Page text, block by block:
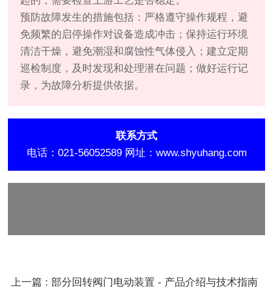
预防故障发生的措施包括：严格遵守操作规程，避
免频繁的启停操作对设备造成冲击；保持运行环境
清洁干燥，避免潮湿和腐蚀性气体侵入；建立定期
巡检制度，及时发现和处理潜在问题；做好运行记
录，为故障分析提供依据。
联系方式
电话：021-56052589 网址：www.shyuhang.com
上一篇 : 部分回转阀门电动装置 - 产品介绍与技术指南